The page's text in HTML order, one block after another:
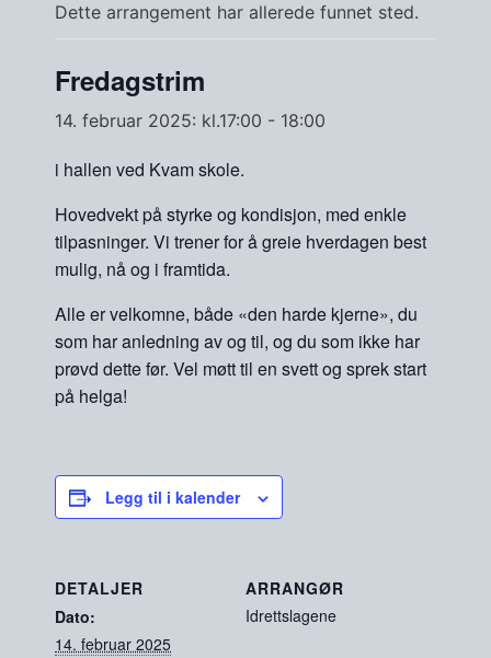
Dette arrangement har allerede funnet sted.
Fredagstrim
14. februar 2025: kl.17:00 - 18:00
i hallen ved Kvam skole.
Hovedvekt på styrke og kondisjon, med enkle
tilpasninger. Vi trener for å greie hverdagen best
mulig, nå og i framtida.
Alle er velkomne, både «den harde kjerne», du
som har anledning av og til, og du som ikke har
prøvd dette før. Vel møtt til en svett og sprek start
på helga!
Legg til i kalender
DETALJER
Dato:
14. februar 2025
ARRANGØR
Idrettslagene